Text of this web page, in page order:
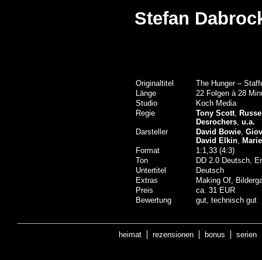
Stefan
Originaltitel
The Hunger –
Länge
22 Folgen à 28
Studio
Koch Media
Regie
Tony Scott,
Desrochers,u.a.
Darsteller
David Bowie,
David Elkin,
Format
1:1,33 (4:3)
Ton
DD 2.0 Deutsch,
Untertitel
Deutsch
Extras
Making Of,
Preis
ca. 31 EUR
Bewertung
gut, technisch gut
heimat rezensionen bonus serien